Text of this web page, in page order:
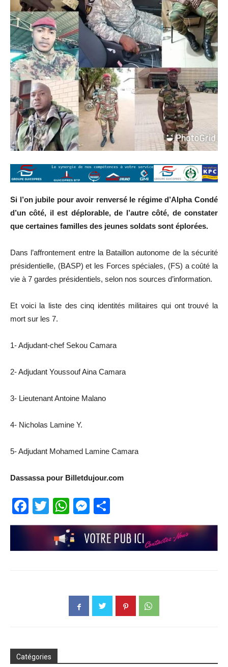
Si l’on jubile pour avoir renversé le régime d’Alpha Condé
d’un côté, il est déplorable, de l’autre côté, de constater
que certaines familles des jeunes soldats sont éplorées.
Dans l’affrontement entre la Bataillon autonome de la sécurité
présidentielle, (BASP) et les Forces spéciales, (FS) a coûté la
vie à 7 gardes présidentiels, selon nos sources d’information.
Et voici la liste des cinq identités militaires qui ont trouvé la
mort sur les 7.
1- Adjudant-chef Sekou Camara
2- Adjudant Youssouf Aina Camara
3- Lieutenant Antoine Malano
4- Nicholas Lamine Y.
5- Adjudant Mohamed Lamine Camara
Dassassa pour Billetdujour.com
Facebook
TwitterWhatsApp
Messenger
Catégories